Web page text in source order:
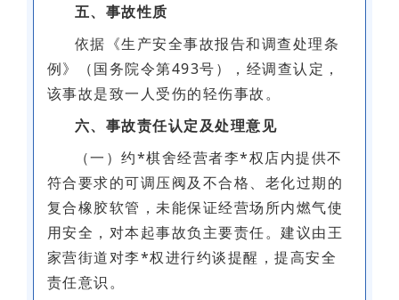
五、事故性质
依据《生产安全事故报告和调查处理条
例》（国务院令第493号），经调查认定，
该事故是致一人受伤的轻伤事故。
六、事故责任认定及处理意见
（一）约*棋舍经营者李*权店内提供不
符合要求的可调压阀及不合格、老化过期的
复合橡胶软管，未能保证经营场所内燃气使
用安全，对本起事故负主要责任。建议由王
家营街道对李*权进行约谈提醒，提高安全
责任意识。